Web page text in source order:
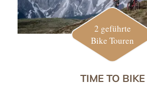
2 geführte
Bike Touren
TIME TO BIKE